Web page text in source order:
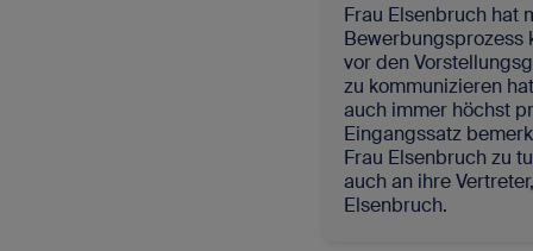
Frau Elsenbruch hat
Bewerbungsprozess
vor den
zu kommunizieren
auch immer höchst
Eingangssatz
Frau Elsenbruch zu
auch an ihre
Elsenbruch.